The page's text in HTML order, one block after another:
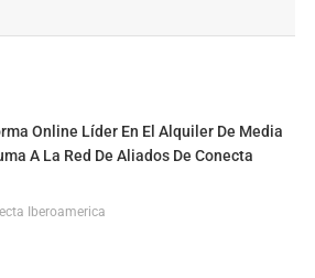
Online Líder En El Alquiler De Media
A La Red De Aliados De Conecta
Iberoamerica